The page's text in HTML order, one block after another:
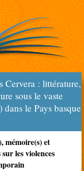
: littérature,
sous le vaste
le Pays basque
mémoire(s) et
les violences